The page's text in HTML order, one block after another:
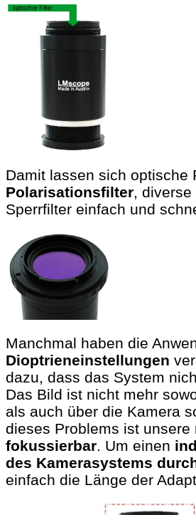
Damit lassen sich optische
Polarisationsfilter, diverse
Sperrfilter einfach und
Manchmal haben die
Dioptrieneinstellungen
dazu, dass das System
Das Bild ist nicht mehr
als auch über die Kamera
dieses Problems ist unsere
fokussierbar. Um einen
des Kamerasystems
einfach die Länge der